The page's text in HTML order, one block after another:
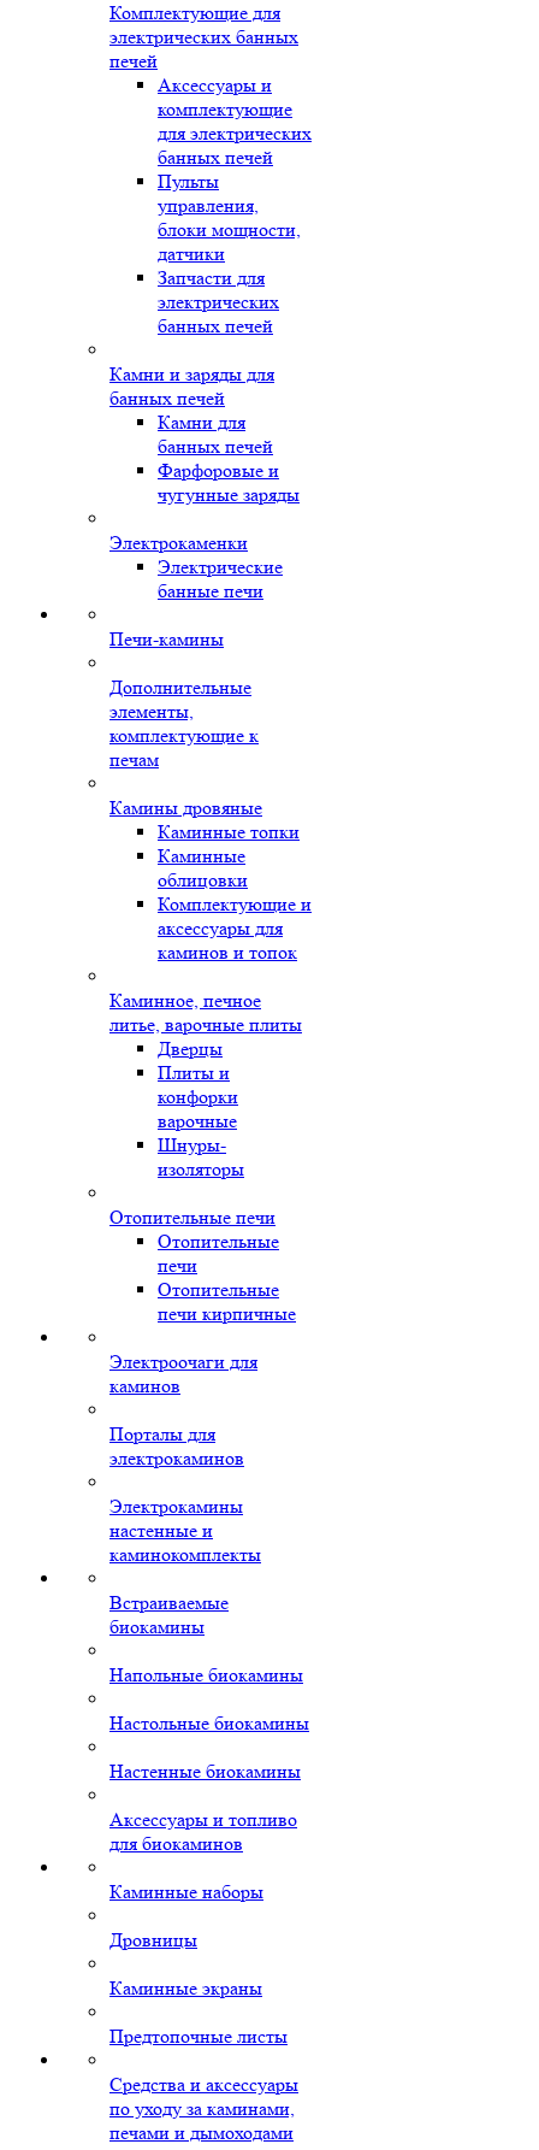
Комплектующие для
электрических банных
печей
Аксессуары и
комплектующие
для электрических
банных печей
Пульты
управления,
блоки мощности,
датчики
Запчасти для
электрических
банных печей
Камни и заряды для
банных печей
Камни для
банных печей
Фарфоровые и
чугунные заряды
Электрокаменки
Электрические
банные печи
Печи-камины
Дополнительные
элементы,
комплектующие к
печам
Камины дровяные
Каминные топки
Каминные
облицовки
Комплектующие и
аксессуары для
каминов и топок
Каминное, печное
литье, варочные плиты
Дверцы
Плиты и
конфорки
варочные
Шнуры-
изоляторы
Отопительные печи
Отопительные
печи
Отопительные
печи кирпичные
Электроочаги для
каминов
Порталы для
электрокаминов
Электрокамины
настенные и
каминокомплекты
Встраиваемые
биокамины
Напольные биокамины
Настольные биокамины
Настенные биокамины
Аксессуары и топливо
для биокаминов
Каминные наборы
Дровницы
Каминные экраны
Предтопочные листы
Средства и аксессуары
по уходу за каминами,
печами и дымоходами